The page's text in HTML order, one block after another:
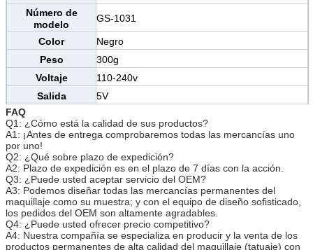
Número de
modelo
GS-1031
Color
Negro
Peso
300g
Voltaje
110-240v
Salida
5V
Certificación
CE/SGS/TUV/BV
Tamaño
MOQ
20 plumas
Especificación de
la aguja
0.35-0.4m m
Tamaño de la
aguja
1R 3R 5R 7R 5F 7F etc.
Uso Ceja, lápiz de ojos, labio, tatuaje etc del cuerpo
FAQ
Q1: ¿Cómo está la calidad de sus productos?
A1: ¡Antes de entrega comprobaremos todas las mercancías uno
por uno!
Q2: ¿Qué sobre plazo de expedición?
A2: Plazo de expedición es en el plazo de 7 días con la acción.
Q3: ¿Puede usted aceptar servicio del OEM?
A3: Podemos diseñar todas las mercancías permanentes del
maquillaje como su muestra; y con el equipo de diseño sofisticado,
los pedidos del OEM son altamente agradables.
Q4: ¿Puede usted ofrecer precio competitivo?
A4: Nuestra compañía se especializa en producir y la venta de los
productos permanentes de alta calidad del maquillaje (tatuaje) con